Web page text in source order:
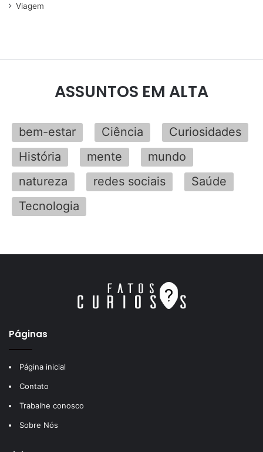
Viagem
ASSUNTOS EM ALTA
bem-estar Ciência
Curiosidades
História
mente
mundo
natureza
redes sociais
Saúde
Tecnologia
Páginas
Página inicial
Contato
Trabalhe conosco
Sobre Nós